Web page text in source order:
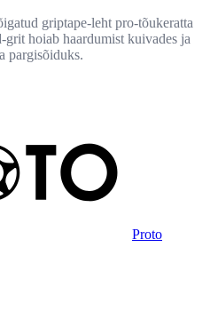
griptape-leht pro-tõukeratta
hoiab haardumist kuivades ja
pargisõiduks.
Proto